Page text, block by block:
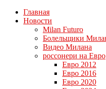
Главная
Новости
Milan Futuro
Болельщики
Видео Милана
россонери на Евро
Евро 2012
Евро 2016
Евро 2020